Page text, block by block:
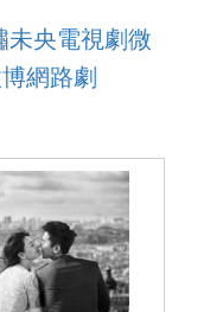
未央電視劇微
網路劇